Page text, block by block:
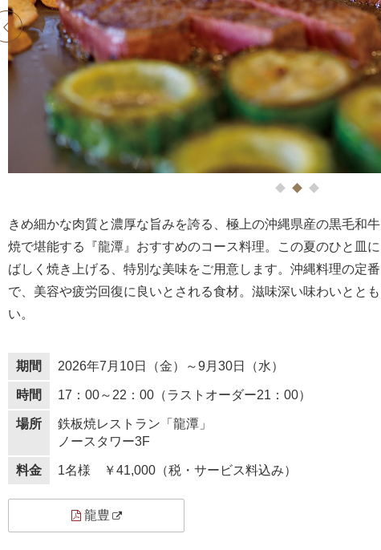
prev
きめ細かな肉質と濃厚な旨みを誇る、極上の沖縄県産の黒毛和
焼で堪能する『龍潭』おすすめのコース料理。この夏のひと皿
ばしく焼き上げる、特別な美味をご用意します。沖縄料理の定
で、美容や疲労回復に良いとされる食材。滋味深い味わいとと
い。
期間 2026年7月10日（金）～9月30日（水）
時間 17：00～22：00（ラストオーダー21：00）
場所
鉄板焼レストラン「龍潭」
ノースタワー3F
料金 1名様 ￥41,000（税・サービス料込み）
龍豊